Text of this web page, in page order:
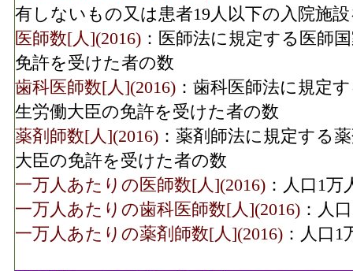
有しないもの又は患者19人以下の入院施
医師数[人](2016) ：医師法に規定する医師
免許を受けた者の数
歯科医師数[人](2016) ：歯科医師法に規定
生労働大臣の免許を受けた者の数
薬剤師数[人](2016) ：薬剤師法に規定する
大臣の免許を受けた者の数
一万人あたりの医師数[人](2016) ：人口1
一万人あたりの歯科医師数[人](2016) ：人
一万人あたりの薬剤師数[人](2016) ：人口